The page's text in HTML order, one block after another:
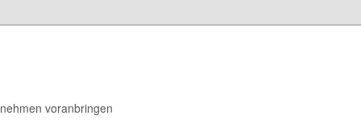
voranbringen